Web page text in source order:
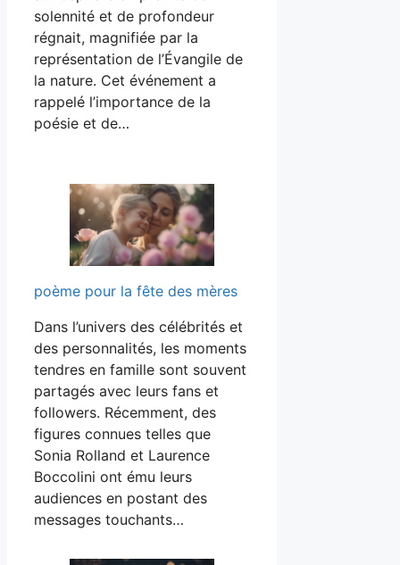
solennité et de profondeur
régnait, magnifiée par la
représentation de l’Évangile de
la nature. Cet événement a
rappelé l’importance de la
poésie et de…
poème pour la fête des mères
Dans l’univers des célébrités et
des personnalités, les moments
tendres en famille sont souvent
partagés avec leurs fans et
followers. Récemment, des
figures connues telles que
Sonia Rolland et Laurence
Boccolini ont ému leurs
audiences en postant des
messages touchants…